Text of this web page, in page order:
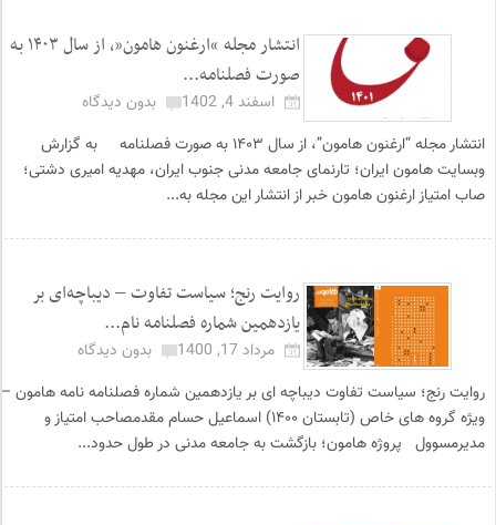
انتشار مجله “ارغنون هامون”، از سال ۱۴۰۳ به
صورت فصلنامه...
اسفند 4, 1402
بدون دیدگاه
انتشار مجله “ارغنون هامون”، از سال ۱۴۰۳ به صورت فصلنامه به گزارش
وبسایت هامون ایران؛ تارنمای جامعه مدنی جنوب ایران، مهدیه امیری دشتی؛
صاب امتیاز ارغنون هامون خبر از انتشار این مجله به...
روایت رنج؛ سیاست تفاوت – دیباچه‌ای بر
یازدهمین شماره فصلنامه نام...
مرداد 17, 1400
بدون دیدگاه
روایت رنج؛ سیاست تفاوت دیباچه ای بر یازدهمین شماره فصلنامه نامه هامون –
ویژه گروه های خاص (تابستان ۱۴۰۰) اسماعیل حسام مقدمصاحب امتیاز و
مدیرمسوول پروژه هامون؛ بازگشت به جامعه مدنی در طول حدود...